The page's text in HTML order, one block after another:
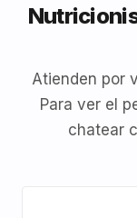
Atienden por
Para ver el
chatear